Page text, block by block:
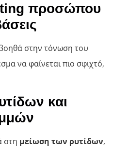
προσώπου
στην τόνωση του
να φαίνεται πιο σφιχτό,
και
στη μείωση των ρυτίδων,